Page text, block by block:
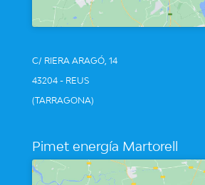
C/ RIERA ARAGÓ, 14
43204 - REUS
(TARRAGONA)
Pimet energía Martorell